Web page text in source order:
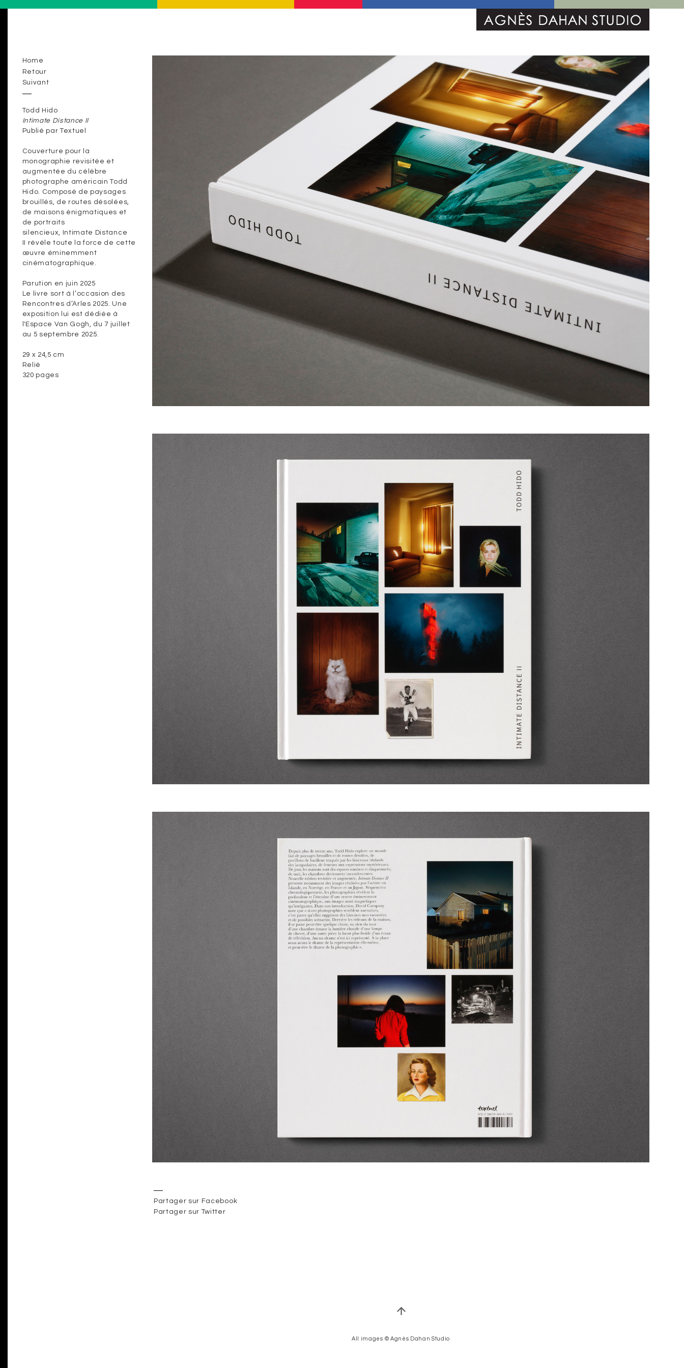
Home
Retour
Suivant
Todd Hido
Intimate Distance II
Publié par Textuel
Couverture pour la
monographie revisitée et
augmentée du célèbre
photographe américain Todd
Hido. Composé de paysages
brouillés, de routes désolées,
de maisons énigmatiques et
de portraits
silencieux, Intimate Distance
II révèle toute la force de cette
œuvre éminemment
cinématographique.
Parution en juin 2025
Le livre sort à l’occasion des
Rencontres d’Arles 2025. Une
exposition lui est dédiée à
l'Espace Van Gogh, du 7 juillet
au 5 septembre 2025.
29 x 24,5 cm
Relié
320 pages
Partager sur Facebook
Partager sur Twitter
All images © Agnès Dahan Studio